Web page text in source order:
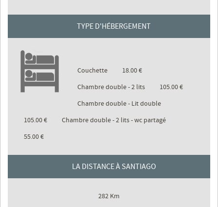
TYPE D'HÉBERGEMENT
Couchette
18.00 €
Chambre double - 2 lits
105.00 €
Chambre double - Lit double
105.00 €
Chambre double - 2 lits - wc partagé
55.00 €
LA DISTANCE À SANTIAGO
282 Km